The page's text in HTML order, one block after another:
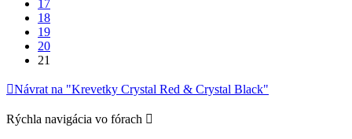
17
18
19
20
21
Návrat na "Krevetky Crystal Red & Crystal Black"
Rýchla navigácia vo fórach